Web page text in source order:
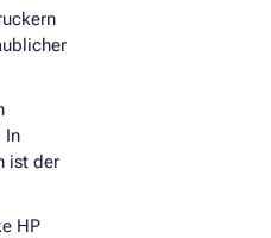
In
ist der
HP